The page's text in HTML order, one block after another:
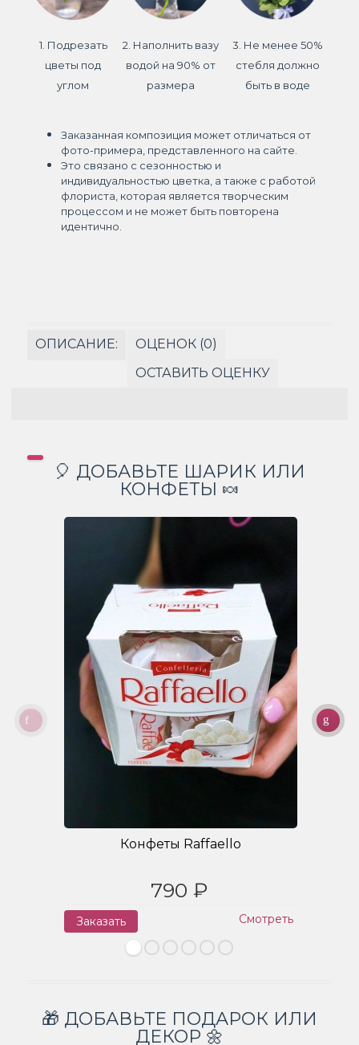
1. Подрезать
цветы под
углом
2. Наполнить вазу
водой на 90% от
размера
3. Не менее 50%
стебля должно
быть в воде
Заказанная композиция может отличаться от
фото-примера, представленного на сайте.
Это связано с сезонностью и
индивидуальностью цветка, а также с работой
флориста, которая является творческим
процессом и не может быть повторена
идентично.
ОПИСАНИЕ:
ОЦЕНОК (0)
ОСТАВИТЬ ОЦЕНКУ
🎈 ДОБАВЬТЕ ШАРИК ИЛИ
КОНФЕТЫ 🍬
Конфеты Raffaello
790 ₽
Заказать Смотреть
🎁 ДОБАВЬТЕ ПОДАРОК ИЛИ
ДЕКОР 🌼